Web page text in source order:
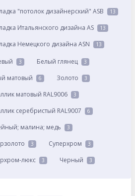
"потолок дизайнерский" ASB 13
Итальянского дизайна AS 13
Немецкого дизайна АSN 13
3 Белый глянец 3
матовый 6 Золото 3
матовый RAL9006 3
серебристый RAL9007 6
малина; медь 3
3 Суперхром 3
люкс 3 Черный 3